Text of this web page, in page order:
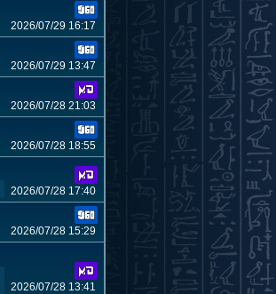
2026/07/29 16:17
2026/07/29 13:47
2026/07/28 21:03
2026/07/28 18:55
2026/07/28 17:40
2026/07/28 15:29
2026/07/28 13:41